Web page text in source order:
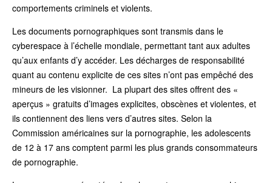
comportements criminels et violents.
Les documents pornographiques sont transmis dans le
cyberespace à l’échelle mondiale, permettant tant aux adultes
qu’aux enfants d’y accéder. Les décharges de responsabilité
quant au contenu explicite de ces sites n’ont pas empêché des
mineurs de les visionner. La plupart des sites offrent des «
aperçus » gratuits d’images explicites, obscènes et violentes, et
ils contiennent des liens vers d’autres sites. Selon la
Commission américaines sur la pornographie, les adolescents
de 12 à 17 ans comptent parmi les plus grands consommateurs
de pornographie.